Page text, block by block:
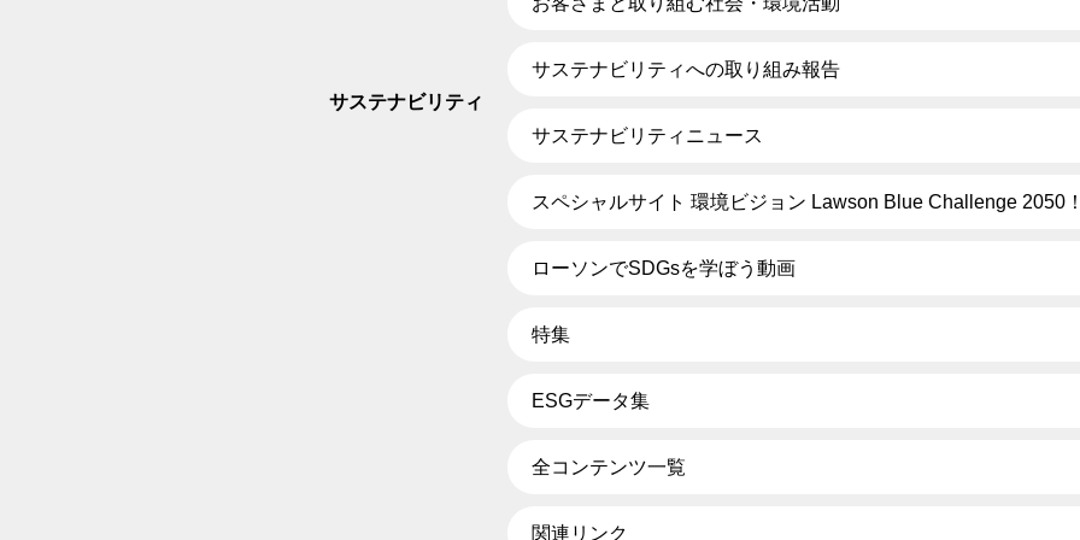
サステナビリティ
サステナビリティへの取り組み報告
サステナビリティニュース
スペシャルサイト 環境ビジョン Lawson Blue Challenge 2050
ローソンでSDGsを学ぼう動画
特集
ESGデータ集
全コンテンツ一覧
関連リンク